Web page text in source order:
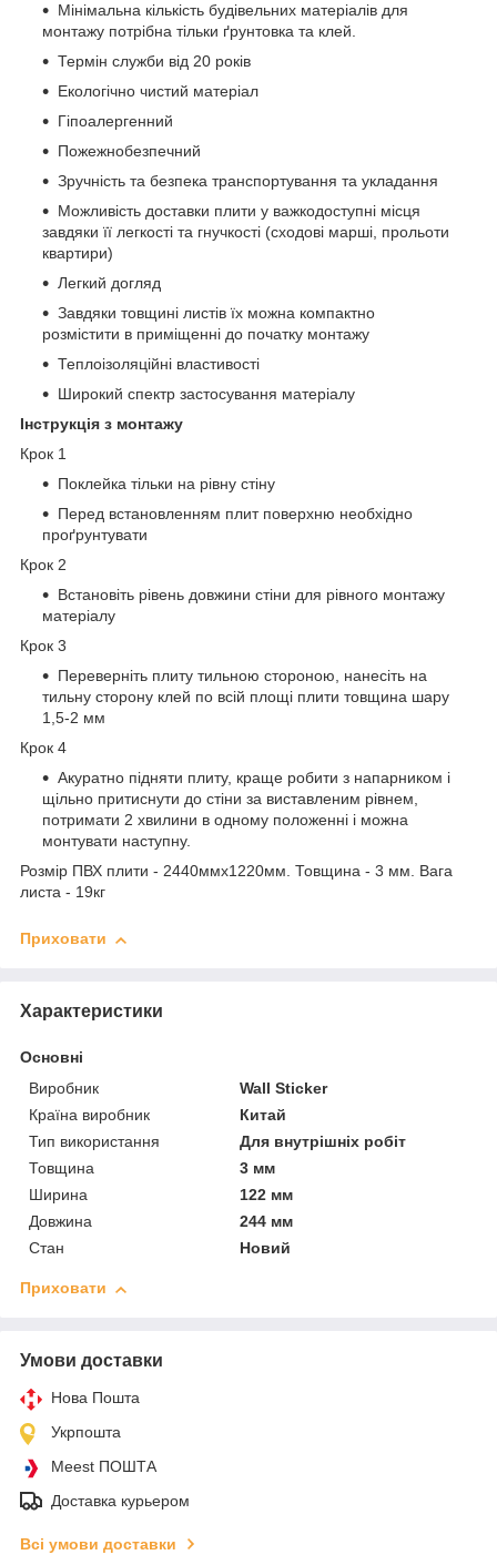
Мінімальна кількість будівельних матеріалів для
монтажу потрібна тільки ґрунтовка та клей.
Термін служби від 20 років
Екологічно чистий матеріал
Гіпоалергенний
Пожежнобезпечний
Зручність та безпека транспортування та укладання
Можливість доставки плити у важкодоступні місця
завдяки її легкості та гнучкості (сходові марші, прольоти
квартири)
Легкий догляд
Завдяки товщині листів їх можна компактно
розмістити в приміщенні до початку монтажу
Теплоізоляційні властивості
Широкий спектр застосування матеріалу
Інструкція з монтажу
Крок 1
Поклейка тільки на рівну стіну
Перед встановленням плит поверхню необхідно
проґрунтувати
Крок 2
Встановіть рівень довжини стіни для рівного монтажу
матеріалу
Крок 3
Переверніть плиту тильною стороною, нанесіть на
тильну сторону клей по всій площі плити товщина шару
1,5-2 мм
Крок 4
Акуратно підняти плиту, краще робити з напарником і
щільно притиснути до стіни за виставленим рівнем,
потримати 2 хвилини в одному положенні і можна
монтувати наступну.
Розмір ПВХ плити - 2440ммх1220мм. Товщина - 3 мм. Вага
листа - 19кг
Приховати
Характеристики
Основні
Виробник
Wall Sticker
Країна виробник
Китай
Тип використання
Для внутрішніх робіт
Товщина
3 мм
Ширина
122 мм
Довжина
244 мм
Стан
Новий
Приховати
Умови доставки
Нова Пошта
Укрпошта
Meest ПОШТА
Доставка курьером
Всі умови доставки